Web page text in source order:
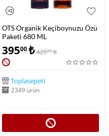
OTS Organik Keçiboynuzu Özü
Paketi 680 ML
39500₺42500 ₺
Toplasepeti
2349 ürün